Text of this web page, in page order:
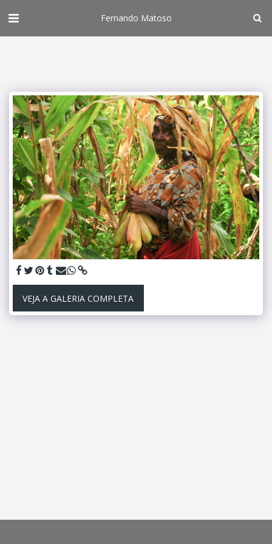
Fernando Matoso
VEJA A GALERIA COMPLETA